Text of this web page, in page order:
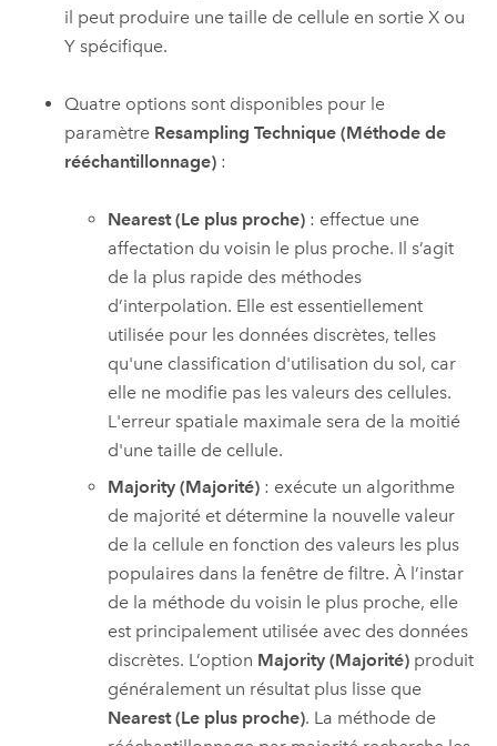
il peut produire une taille de cellule en sortie X ou
Y spécifique.
Quatre options sont disponibles pour le
paramètre Resampling Technique (Méthode de
rééchantillonnage) :
Nearest (Le plus proche) : effectue une
affectation du voisin le plus proche. Il s’agit
de la plus rapide des méthodes
d’interpolation. Elle est essentiellement
utilisée pour les données discrètes, telles
qu'une classification d'utilisation du sol, car
elle ne modifie pas les valeurs des cellules.
L'erreur spatiale maximale sera de la moitié
d'une taille de cellule.
Majority (Majorité) : exécute un algorithme
de majorité et détermine la nouvelle valeur
de la cellule en fonction des valeurs les plus
populaires dans la fenêtre de filtre. À l’instar
de la méthode du voisin le plus proche, elle
est principalement utilisée avec des données
discrètes. L’option Majority (Majorité) produit
généralement un résultat plus lisse que
Nearest (Le plus proche). La méthode de